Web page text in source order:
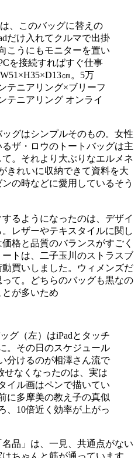
、このバッグに替えの
だけ入れてクルマで出掛
こうにもモニターを置い
を接続すればすぐ仕事
㎝。5万
テニアリング×ブリーフ
テニアリング オンライ
グはシンプルそのもの。女性
ザ・ロウのトートバッグは主
。それより大ぶりなエルメネ
きれいに収納できて資料を大
の時などに愛用しているそう
るようになったのは、デザイ
レザーやテキスタイルに関し
格と品質のバランスがすごく
トは、二子玉川のストラスブ
買いしました。ウィメンズだ
て。どちらのバッグも黒なの
が多いため
グ（左）はiPadとタッチ
。その日のスケジュール
分けるのが相澤さん流で
せなくなったのは、実は
イル画はペンで描いてい
に多摩美の教え子の真似
、10倍近く効率が上がっ
品」は、一見、共通点がない
ちゃんと筋が通っています。